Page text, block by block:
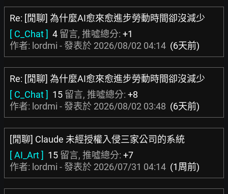
Re: [閒聊] 為什麼AI愈來愈進步勞動時間卻沒減少
[ C_Chat ] 4 留言, 推噓總分: +1
作者: lordmi - 發表於 2026/08/02 04:14 (6天前)
Re: [閒聊] 為什麼AI愈來愈進步勞動時間卻沒減少
[ C_Chat ] 15 留言, 推噓總分: +8
作者: lordmi - 發表於 2026/08/02 03:48 (6天前)
[閒聊] Claude 未經授權入侵三家公司的系統
[ AI_Art ] 15 留言, 推噓總分: +7
作者: lordmi - 發表於 2026/07/31 04:14 (1周前)